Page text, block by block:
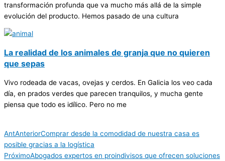
transformación profunda que va mucho más allá de la simple
evolución del producto. Hemos pasado de una cultura
La realidad de los animales de granja que no quieren
que sepas
Vivo rodeada de vacas, ovejas y cerdos. En Galicia los veo cada
día, en prados verdes que parecen tranquilos, y mucha gente
piensa que todo es idílico. Pero no me
AntAnteriorComprar desde la comodidad de nuestra casa es
posible gracias a la logística
PróximoAbogados expertos en proindivisos que ofrecen soluciones